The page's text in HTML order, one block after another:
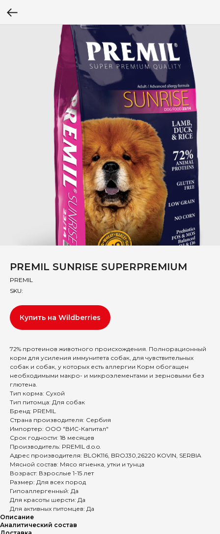
PREMIL SUNRISE SUPERPREMIUM
PREMIL
SKU:
Купить на Wildberries
72% протеинов животного происхождения. Полнорационный
корм для усиления иммунитета собак, для чувствительных
собак и собак, у которых есть аллергии Корм обогащен
необходимыми макро- и микроэлементами и зерновыми без
глютена.
Тип корма: Сухой
Тип питомца: Для собак
Бренд: PREMIL
Страна производителя: Сербия
Импортер: ООО "ВИС-Капитал"
Срок годности: 18 месяцев
Производитель: PREMIL d.o.o.
Адрес производителя: BLOK116, BROJ30,26220 KOVIN, SERBIA
Мясной состав: Мясо ягненка, утки и тунца
Возраст: Взрослые 1-15 лет
Размер: Для всех пород
Гипоаллергенный: Да
Для красоты шерсти: Да
Для активных питомцев: Да
Описание
Аналитический состав